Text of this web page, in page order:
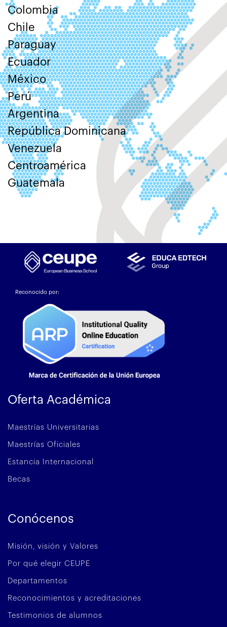
Colombia
Chile
Paraguay
Ecuador
México
Perú
Argentina
República Dominicana
Venezuela
Centroamérica
Guatemala
Reconocido por:
Oferta Académica
Maestrías Universitarias
Maestrías Oficiales
Estancia Internacional
Becas
Conócenos
Misión, visión y Valores
Por qué elegir CEUPE
Departamentos
Reconocimientos y acreditaciones
Testimonios de alumnos